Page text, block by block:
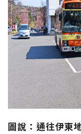
圖說：通往伊東